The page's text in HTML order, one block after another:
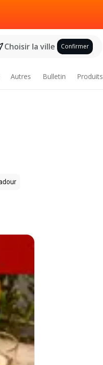
Choisir la ville Confirmer
Autres Bulletin Produits